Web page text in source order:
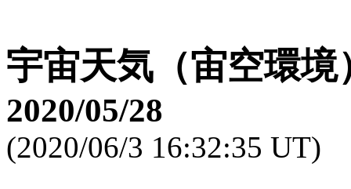
宇宙天気（宙空環境
2020/05/28
(2020/06/3 16:32:35 UT)